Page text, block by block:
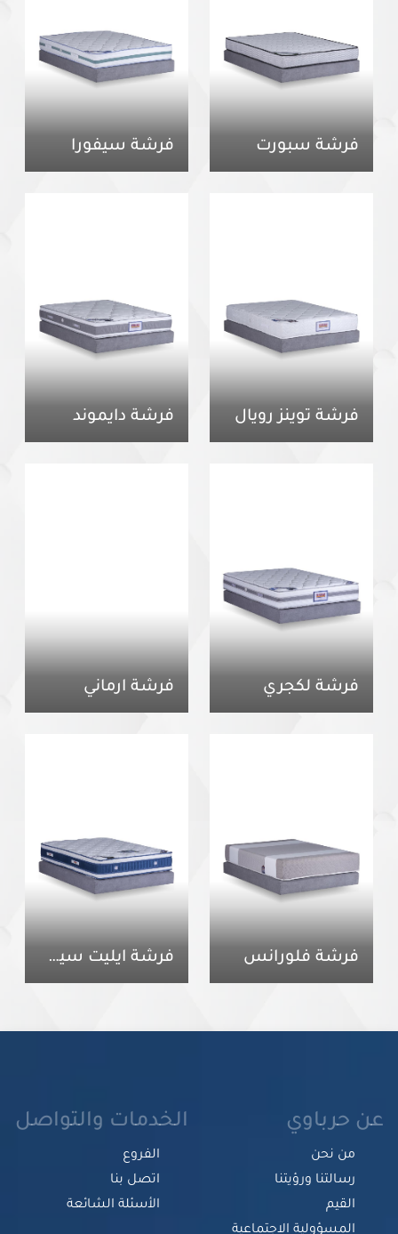
فرشة سبورت فرشة سيفورا
فرشة توينز رويال فرشة دايموند
فرشة لكجري فرشة ارماني
فرشة فلورانس فرشة ايليت سيستم
عن حرباوي
من نحن
رسالتنا ورؤيتنا
القيم
المسؤولية الاجتماعية
الخدمات والتواصل
الفروع
اتصل بنا
الأسئلة الشائعة